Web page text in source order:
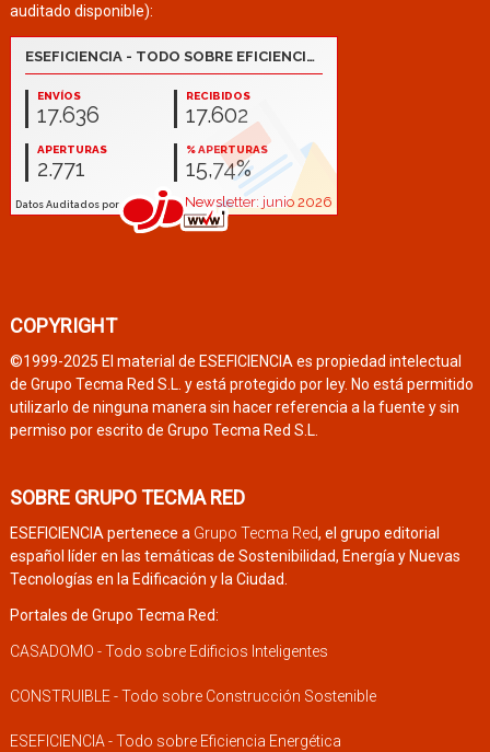
auditado disponible):
COPYRIGHT
©1999-2025 El material de ESEFICIENCIA es propiedad intelectual
de Grupo Tecma Red S.L. y está protegido por ley. No está permitido
utilizarlo de ninguna manera sin hacer referencia a la fuente y sin
permiso por escrito de Grupo Tecma Red S.L.
SOBRE GRUPO TECMA RED
ESEFICIENCIA pertenece a Grupo Tecma Red, el grupo editorial
español líder en las temáticas de Sostenibilidad, Energía y Nuevas
Tecnologías en la Edificación y la Ciudad.
Portales de Grupo Tecma Red:
CASADOMO - Todo sobre Edificios Inteligentes
CONSTRUIBLE - Todo sobre Construcción Sostenible
ESEFICIENCIA - Todo sobre Eficiencia Energética